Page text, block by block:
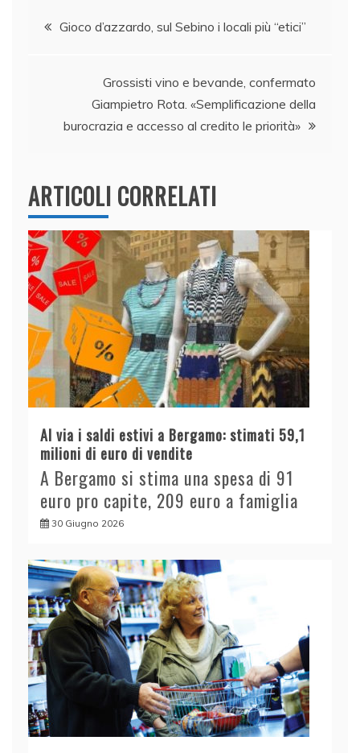
b dI
A
vi
di
Navigazione
Gioco d’azzardo, sul Sebino i locali più “etici”
Grossisti vino e bevande, confermato
Giampietro Rota. «Semplificazione della
burocrazia e accesso al credito le priorità»
ARTICOLI CORRELATI
Al via i saldi estivi a Bergamo: stimati 59,1
milioni di euro di vendite
A Bergamo si stima una spesa di 91
euro pro capite, 209 euro a famiglia
30 Giugno 2026